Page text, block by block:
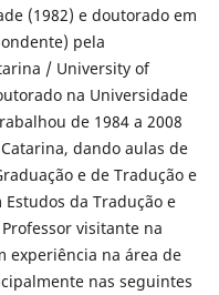
(1982) e doutorado em
pela
/ University of
na Universidade
de 1984 a 2008
dando aulas de
e de Tradução e
Estudos da Tradução e
visitante na
experiência na área de
nas seguintes